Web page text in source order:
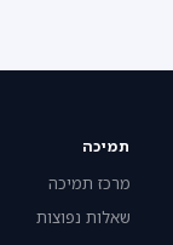
תמיכה
מרכז תמיכה
שאלות נפוצות